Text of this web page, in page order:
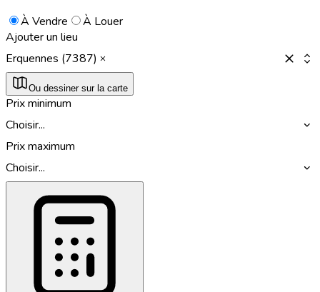
À Vendre
À Louer
Ajouter un lieu
Erquennes (7387)
Ou dessiner sur la carte
Prix minimum
Choisir...
Prix maximum
Choisir...